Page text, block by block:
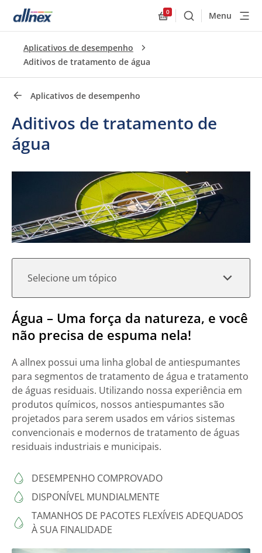
0
BuscarMenu
Aplicativos de desempenho
Aditivos de tratamento de água
Aplicativos de desempenho
Aditivos de tratamento de
água
Selecione um tópico
Links rápidos
Água – Uma força da natureza, e você
não precisa de espuma nela!
A allnex possui uma linha global de antiespumantes
para segmentos de tratamento de água e tratamento
de águas residuais. Utilizando nossa experiência em
produtos químicos, nossos antiespumantes são
projetados para serem usados em vários sistemas
convencionais e modernos de tratamento de águas
residuais industriais e municipais.
DESEMPENHO COMPROVADO
DISPONÍVEL MUNDIALMENTE
TAMANHOS DE PACOTES FLEXÍVEIS ADEQUADOS
À SUA FINALIDADE